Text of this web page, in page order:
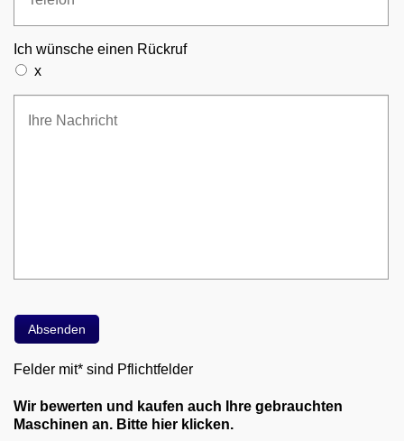
Ich wünsche einen Rückruf
x
Felder mit* sind Pflichtfelder
Wir bewerten und kaufen auch Ihre gebrauchten
Maschinen an. Bitte hier klicken.